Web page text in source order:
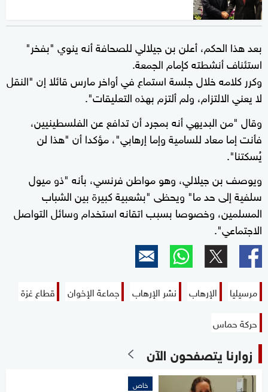
بعد هذا الحكم، أعلن بن جيلالي للصحافة أنه ينوي "بفخر"
استئناف أنشطته كإمام الجمعة.
وكرر كلامه خلال جلسة استماع في أواخر مارس قائلا إن "النقل
لا يعني الالتزام، ولم ألتزم بهذه التعليقات".
وقال "من البديهي أنه بمجرد أن تدافع عن الفلسطينيين،
فأنت إما معاد للسامية وإما إرهابي"، مؤكدا أن "هذا لن
يُسكتنا".
ويوصف بن جيلالي، وهو مواطن فرنسي، بأنه "ذو ميول
سلفية إلى حد ما" ويحظى "بشعبية كبيرة بين الشباب
المسلمين، وخصوصا بسبب اتقانه استخدام وسائل التواصل
الاجتماعي".
مرسيليا ‬الإرهاب‭ نشر الإرهاب جماعة الإخوان
قطاع غزة
حركة حماس
زوارنا يتصفحون الآن
خاص